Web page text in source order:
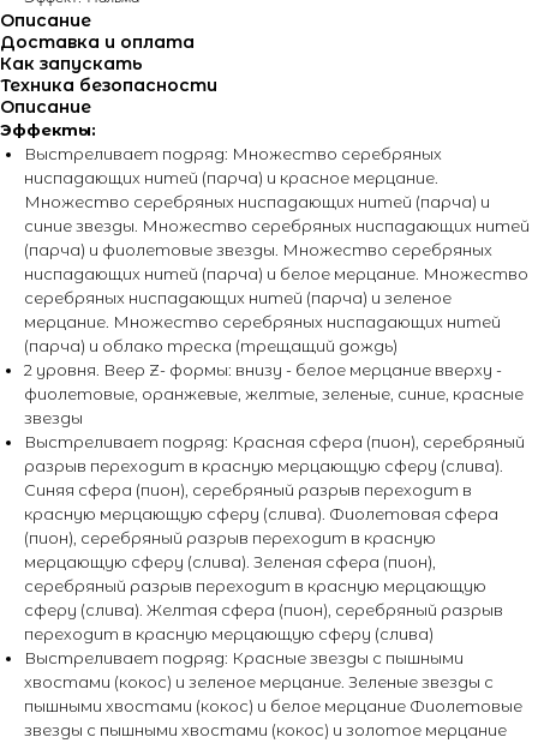
Описание
Доставка и оплата
Как запускать
Техника безопасности
Описание
Эффекты:
Выстреливает подряд: Множество серебряных
ниспадающих нитей (парча) и красное мерцание.
Множество серебряных ниспадающих нитей (парча) и
синие звезды. Множество серебряных ниспадающих нитей
(парча) и фиолетовые звезды. Множество серебряных
ниспадающих нитей (парча) и белое мерцание. Множество
серебряных ниспадающих нитей (парча) и зеленое
мерцание. Множество серебряных ниспадающих нитей
(парча) и облако треска (трещащий дождь)
2 уровня. Веер Z- формы: внизу - белое мерцание вверху -
фиолетовые, оранжевые, желтые, зеленые, синие, красные
звезды
Выстреливает подряд: Красная сфера (пион), серебряный
разрыв переходит в красную мерцающую сферу (слива).
Синяя сфера (пион), серебряный разрыв переходит в
красную мерцающую сферу (слива). Фиолетовая сфера
(пион), серебряный разрыв переходит в красную
мерцающую сферу (слива). Зеленая сфера (пион),
серебряный разрыв переходит в красную мерцающую
сферу (слива). Желтая сфера (пион), серебряный разрыв
переходит в красную мерцающую сферу (слива)
Выстреливает подряд: Красные звезды с пышными
хвостами (кокос) и зеленое мерцание. Зеленые звезды с
пышными хвостами (кокос) и белое мерцание Фиолетовые
звезды с пышными хвостами (кокос) и золотое мерцание